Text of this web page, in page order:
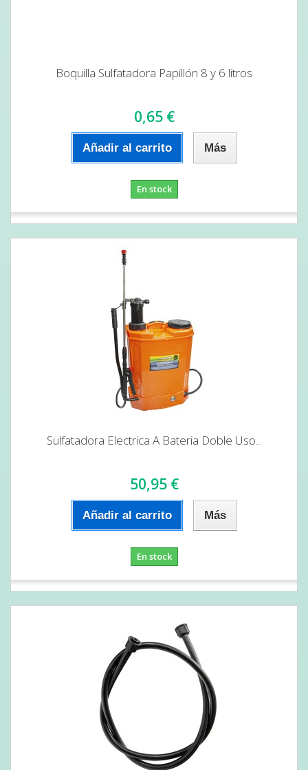
Boquilla Sulfatadora Papillón 8 y 6 litros
0,65 €
Añadir al carrito Más
En stock
Sulfatadora Electrica A Bateria Doble Uso...
50,95 €
Añadir al carrito Más
En stock